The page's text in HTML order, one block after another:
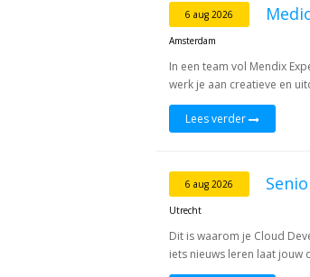
6 aug 2026
Amsterdam
In een team vol Mendix
werk je aan creatieve en
Lees verder
6 aug 2026
Utrecht
Dit is waarom je Cloud
iets nieuws leren laat jouw